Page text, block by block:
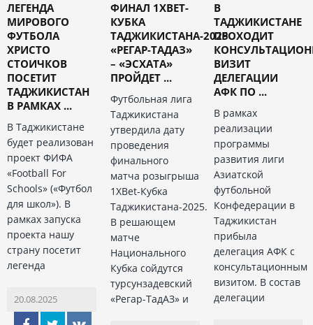
ЛЕГЕНДА
МИРОВОГО
ФУТБОЛА
ХРИСТО
СТОИЧКОВ
ПОСЕТИТ
ТАДЖИКИСТАН
В РАМКАХ ...
В Таджикистане
будет реализован
проект ФИФА
«Football For
Schools» («Футбол
для школ»). В
рамках запуска
проекта нашу
страну посетит
легенда
20.08.2025
ФИНАЛ 1XBET-
КУБКА
ТАДЖИКИСТАНА-2025
«РЕГАР-ТАДАЗ»
– «ЭСХАТА»
ПРОЙДЕТ ...
Футбольная лига
Таджикистана
утвердила дату
проведения
финального
матча розыгрыша
1XBet-Кубка
Таджикистана-2025.
В решающем
матче
Национального
Кубка сойдутся
турсунзадевский
«Регар-ТадАЗ» и
В
ТАДЖИКИСТАНЕ
ПРОХОДИТ
ВИЗИТ
ДЕЛЕГАЦИИ
АФК ПО ...
В рамках
реализации
программы
развития лиги
Азиатской
футбольной
Конфедерации в
Таджикистан
прибыла
делегация АФК с
консультационным
визитом. В состав
делегации